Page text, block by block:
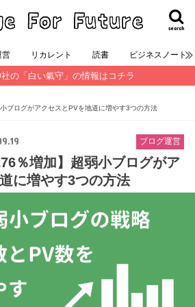
search
営 リカレント 読書 ビジネスノート
の「白い氣守」の情報はコチラ
ブログがアクセスとPVを地道に増やす3つの方法
ブログ運営
％増加】超弱小ブログがア
に増やす3つの方法